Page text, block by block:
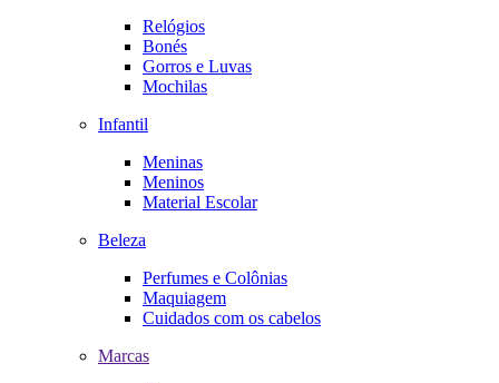
Relógios
Bonés
Gorros e Luvas
Mochilas
Infantil
Meninas
Meninos
Material Escolar
Beleza
Perfumes e Colônias
Maquiagem
Cuidados com os cabelos
Marcas